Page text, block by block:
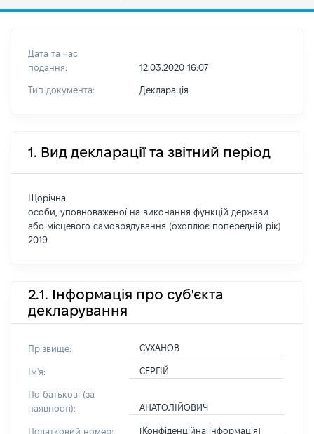
Дата та час
подання:
12.03.2020 16:07
Тип документа: Декларація
1. Вид декларації та звітний період
Щорічна
особи, уповноваженої на виконання функцій держави
або місцевого самоврядування (охоплює попередній рік)
2019
2.1. Інформація про суб'єкта
декларування
Прізвище: СУХАНОВ
Ім'я: СЕРГІЙ
По батькові (за
наявності):
АНАТОЛІЙОВИЧ
Податковий номер: [Конфіденційна інформація]